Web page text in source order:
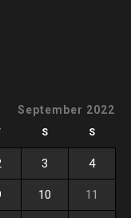
September 2022
S S
3 4
10 11